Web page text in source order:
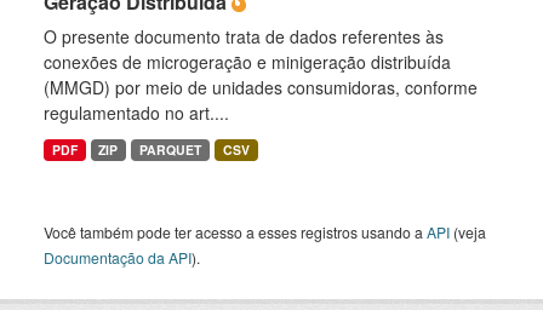
O presente documento trata de dados referentes às
conexões de microgeração e minigeração distribuída
(MMGD) por meio de unidades consumidoras, conforme
regulamentado no art....
PDF ZIP PARQUET CSV
Você também pode ter acesso a esses registros usando a API (veja
Documentação da API).